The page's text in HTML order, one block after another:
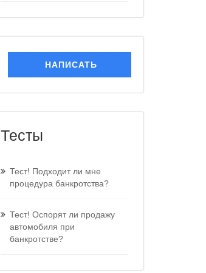
НАПИСАТЬ
Тесты
Тест! Подходит ли мне
процедура банкротства?
Тест! Оспорят ли продажу
автомобиля при
банкротстве?